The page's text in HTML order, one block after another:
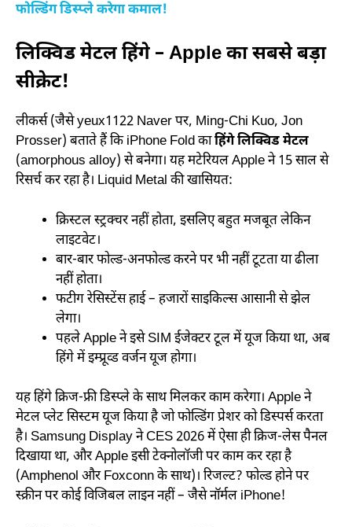
फोल्डिंग डिस्प्ले करेगा कमाल!
लिक्विड मेटल हिंगे – Apple का सबसे बड़ा
सीक्रेट!
लीकर्स (जैसे yeux1122 Naver पर, Ming-Chi Kuo, Jon
Prosser) बताते हैं कि iPhone Fold काहिंगे लिक्विड मेटल
(amorphous alloy) से बनेगा। यह मटेरियल Apple ने 15 साल से
रिसर्च कर रहा है। Liquid Metal की खासियत:
क्रिस्टल स्ट्रक्चर नहीं होता, इसलिए बहुत मजबूत लेकिन
लाइटवेट।
बार-बार फोल्ड-अनफोल्ड करने पर भी नहीं टूटता या ढीला
नहीं होता।
फटीग रेसिस्टेंस हाई – हजारों साइकिल्स आसानी से झेल
लेगा।
पहले Apple ने इसे SIM ईजेक्टर टूल में यूज किया था, अब
हिंगे में इम्प्रूव्ड वर्जन यूज होगा।
यह हिंगे क्रिज-फ्री डिस्प्ले के साथ मिलकर काम करेगा। Apple ने
मेटल प्लेट सिस्टम यूज किया है जो फोल्डिंग प्रेशर को डिस्पर्स करता
है। Samsung Display ने CES 2026 में ऐसा ही क्रिज-लेस पैनल
दिखाया था, और Apple इसी टेक्नोलॉजी पर काम कर रहा है
(Amphenol और Foxconn के साथ)। रिजल्ट? फोल्ड होने पर
स्क्रीन पर कोई विजिबल लाइन नहीं – जैसे नॉर्मल iPhone!